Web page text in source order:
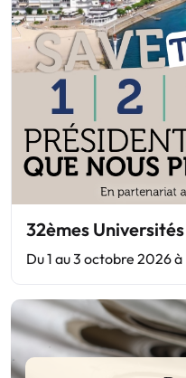
32èmes
Du 1 au 3 octobre 2026 à